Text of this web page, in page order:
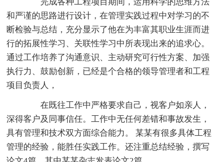
和严谨的思路进行设计，在管理实践过程中对学习的不
断检验与总结，充分显示了他在为丰富其职业生涯而进
行的拓展性学习、关联性学习中所表现出来的追求心。
通过工作培养了沟通意识、主动研究可行性方案、加强
执行力、鼓励创新，已经是个合格的领导管理者和工程
项目负责人，
在既往工作中严格要求自己，视客户如亲人，
深得客户及同事信任。工作中无任何差错和事故发生，
具有管理和技术双方面综合能力。 某某有很多具体工程
管理的经验，能胜任实践工作。还注重总结经验，撰写